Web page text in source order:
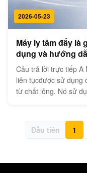
2026-05-23
Máy ly tâm đẩy là
dụng và hướng
Câu trả lời trực tiếp A
liên tụcđược sử dụng
từ chất lỏng. Nó sử
đẩys thư...
Đầu tiên 1